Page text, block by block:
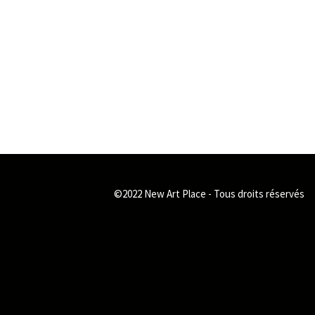
©2022 New Art Place - Tous droits réservés